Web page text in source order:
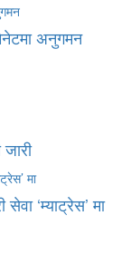
अनुगमन
‘म्याट्रेस’ मा